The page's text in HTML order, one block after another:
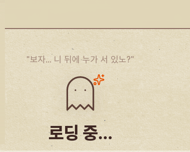
"보자... 니 뒤에 누가 서 있노?"
로딩 중...